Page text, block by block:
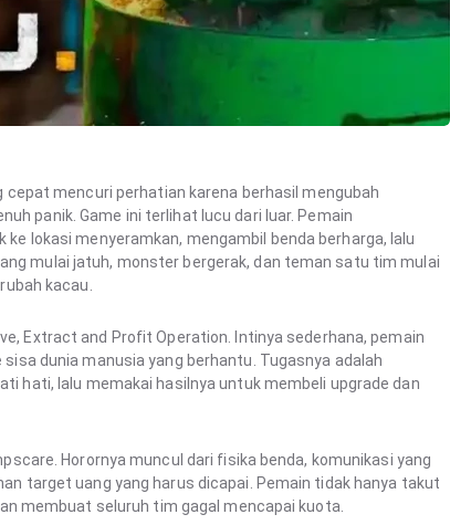
cepat mencuri perhatian karena berhasil mengubah
panik. Game ini terlihat lucu dari luar. Pemain
lokasi menyeramkan, mengambil benda berharga, lalu
mulai jatuh, monster bergerak, dan teman satu tim mulai
kacau.
Extract and Profit Operation. Intinya sederhana, pemain
dunia manusia yang berhantu. Tugasnya adalah
hati, lalu memakai hasilnya untuk membeli upgrade dan
Horornya muncul dari fisika benda, komunikasi yang
target uang yang harus dicapai. Pemain tidak hanya takut
membuat seluruh tim gagal mencapai kuota.